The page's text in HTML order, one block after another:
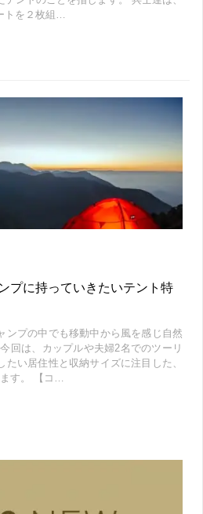
トを２枚組…
プに持っていきたいテント特
ンプの中でも移動中から風を感じ自然
回は、カップルや夫婦2名でのツーリ
たい居住性と収納サイズに注目した、
す。 【コ…